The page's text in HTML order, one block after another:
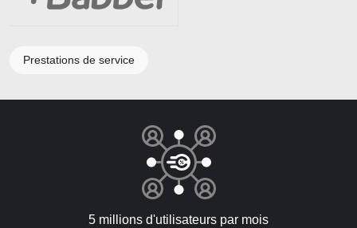
Prestations de service
5 millions d'utilisateurs par mois